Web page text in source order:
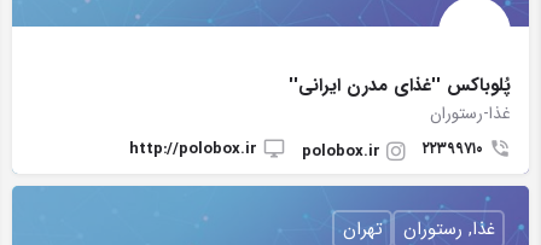
پُلوباكس ''غذاى مدرن ايرانى''
غذا-رستوران
٢٢٣٩٩٧١٠ polobox.ir
http://polobox.ir
غذا, رستوران تهران